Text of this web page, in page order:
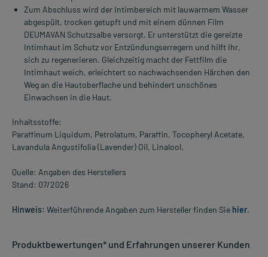
Zum Abschluss wird der Intimbereich mit lauwarmem Wasser
abgespült, trocken getupft und mit einem dünnen Film
DEUMAVAN Schutzsalbe versorgt. Er unterstützt die gereizte
Intimhaut im Schutz vor Entzündungserregern und hilft ihr,
sich zu regenerieren. Gleichzeitig macht der Fettfilm die
Intimhaut weich, erleichtert so nachwachsenden Härchen den
Weg an die Hautoberflache und behindert unschönes
Einwachsen in die Haut.
Inhaltsstoffe:
Paraffinum Liquidum, Petrolatum, Paraffin, Tocopheryl Acetate,
Lavandula Angustifolia (Lavender) Oil, Linalool.
Quelle: Angaben des Herstellers
Stand: 07/2026
Hinweis: Weiterführende Angaben zum Hersteller finden Sie hier.
Produktbewertungen* und Erfahrungen unserer Kunden